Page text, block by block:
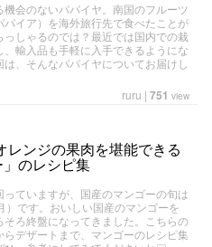
会のないパパイヤ。南国のフルーツ
パイア）を海外旅行先で食べたことが
っしゃるのでは？最近では国内での栽
輸入品も手軽に入手できるようにな
は、そんなパパイヤについてお届けし
ruru | 751 view
レンジの果肉を堪能できる
のレシピ集
っていますが、国産のマンゴーの旬は
）です。おいしい国産のマンゴーを
そろ終盤になってきました。こちらの
デザートまで、マンゴーのレシピ集